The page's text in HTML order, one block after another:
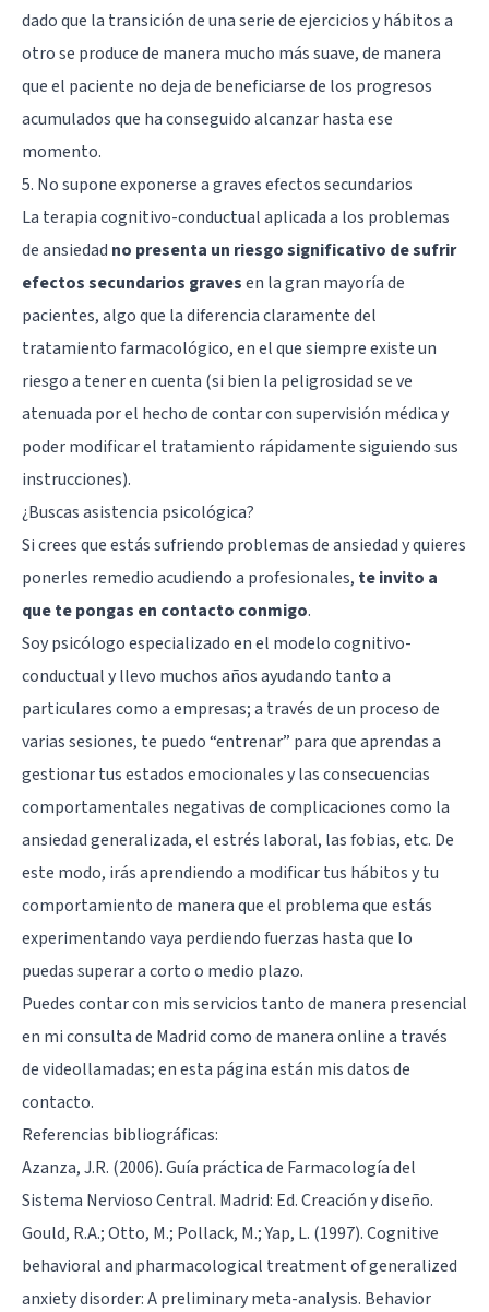
dado que la transición de una serie de ejercicios y hábitos a
otro se produce de manera mucho más suave, de manera
que el paciente no deja de beneficiarse de los progresos
acumulados que ha conseguido alcanzar hasta ese
momento.
5. No supone exponerse a graves efectos secundarios
La terapia cognitivo-conductual aplicada a los problemas
de ansiedad no presenta un riesgo significativo de sufrir
efectos secundarios gravesen la gran mayoría de
pacientes, algo que la diferencia claramente del
tratamiento farmacológico, en el que siempre existe un
riesgo a tener en cuenta (si bien la peligrosidad se ve
atenuada por el hecho de contar con supervisión médica y
poder modificar el tratamiento rápidamente siguiendo sus
instrucciones).
¿Buscas asistencia psicológica?
Si crees que estás sufriendo problemas de ansiedad y quieres
ponerles remedio acudiendo a profesionales, te invito a
que te pongas en contacto conmigo.
Soy psicólogo especializado en el modelo cognitivo-
conductual y llevo muchos años ayudando tanto a
particulares como a empresas; a través de un proceso de
varias sesiones, te puedo “entrenar” para que aprendas a
gestionar tus estados emocionales y las consecuencias
comportamentales negativas de complicaciones como la
ansiedad generalizada, el estrés laboral, las fobias, etc. De
este modo, irás aprendiendo a modificar tus hábitos y tu
comportamiento de manera que el problema que estás
experimentando vaya perdiendo fuerzas hasta que lo
puedas superar a corto o medio plazo.
Puedes contar con mis servicios tanto de manera presencial
en mi consulta de Madrid como de manera online a través
de videollamadas; enesta páginaestán mis datos de
contacto.
Referencias bibliográficas:
Azanza, J.R. (2006). Guía práctica de Farmacología del
Sistema Nervioso Central. Madrid: Ed. Creación y diseño.
Gould, R.A.; Otto, M.; Pollack, M.; Yap, L. (1997). Cognitive
behavioral and pharmacological treatment of generalized
anxiety disorder: A preliminary meta-analysis. Behavior